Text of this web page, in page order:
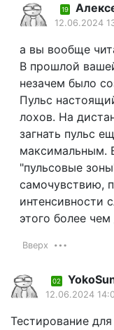
19
12.06.2024
а вы вообще
В прошлой
незачем было
Пульс
лохов. На
загнать пульс
максимальным.
"пульсовые
самочувствию,
интенсивности
этого более
Вверх
02
12.06.2024
Тестирование